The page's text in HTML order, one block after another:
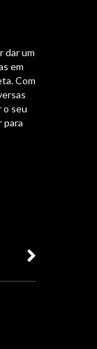
dar um
em
Com
o seu
para